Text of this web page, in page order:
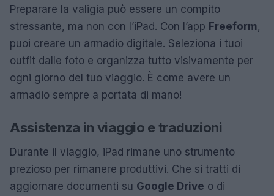
Preparare la valigia può essere un compito
stressante, ma non con l’iPad. Con l’app Freeform,
puoi creare un armadio digitale. Seleziona i tuoi
outfit dalle foto e organizza tutto visivamente per
ogni giorno del tuo viaggio. È come avere un
armadio sempre a portata di mano!
Assistenza in viaggio e traduzioni
Durante il viaggio, iPad rimane uno strumento
prezioso per rimanere produttivi. Che si tratti di
aggiornare documenti su Google Drive o di